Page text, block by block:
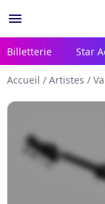
menu
Billetterie Star
Accueil / Artistes /